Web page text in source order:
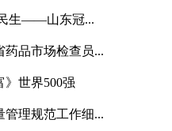
生——山东冠...
药品市场检查员...
》世界500强
管理规范工作细...